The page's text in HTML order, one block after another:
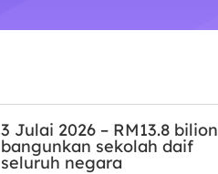
3 Julai 2026 – RM13.8 bilion
bangunkan sekolah daif
seluruh negara